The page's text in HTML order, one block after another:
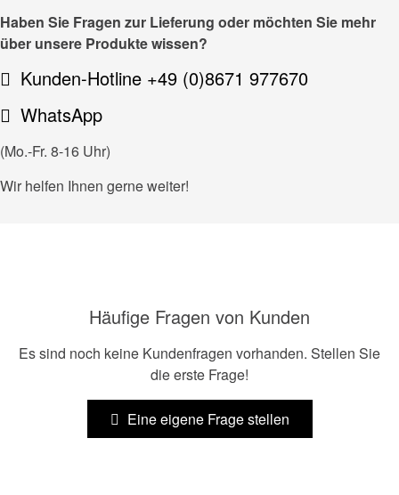
Haben Sie Fragen zur Lieferung oder möchten Sie mehr
über unsere Produkte wissen?
Kunden-Hotline +49 (0)8671 977670
WhatsApp
(Mo.-Fr. 8-16 Uhr)
Wir helfen Ihnen gerne weiter!
Häufige Fragen von Kunden
Es sind noch keine Kundenfragen vorhanden. Stellen Sie
die erste Frage!
Eine eigene Frage stellen